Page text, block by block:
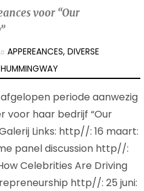
voor “Our
APPEREANCES,DIVERSE
periode aanwezig
voor haar bedrijf “Our
Links: http//: 16 maart:
panel discussion http//:
Celebrities Are Driving
http//: 25 juni: